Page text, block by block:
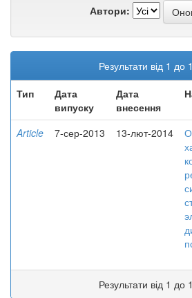
Автори:
Результати від 1 до
Тип
Дата
випуску
Дата
внесення
Article 7-сер-2013 13-лют-2014
О
Результати від 1 до